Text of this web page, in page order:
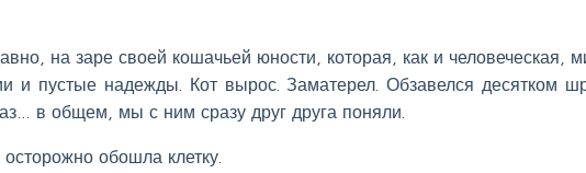
на заре своей кошачьей юности, которая, как и человеческая,
и пустые надежды. Кот вырос. Заматерел. Обзавелся десятком
в общем, мы с ним сразу друг друга поняли.
обошла клетку.